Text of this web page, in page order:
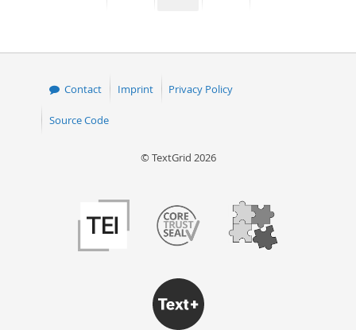
Contact Imprint Privacy Policy
Source Code
© TextGrid 2026